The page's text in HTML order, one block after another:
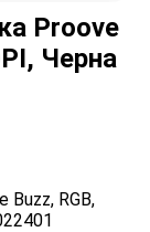
Proove
Черна
RGB,